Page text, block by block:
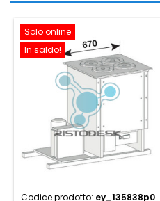
Solo online
In saldo!
Codice prodotto: ey_135838p0